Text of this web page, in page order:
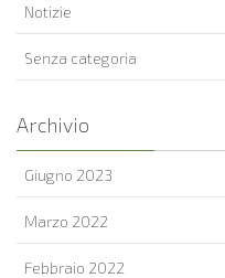
Notizie
Senza categoria
Archivio
Giugno 2023
Marzo 2022
Febbraio 2022